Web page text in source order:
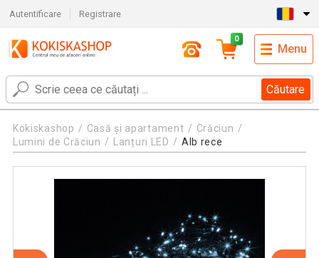
Autentificare Registrare
Căutare
0
Menu
Kokiskashop Casă și apartament
Crăciun
Lumini de Crăciun
Lanțuri LED Alb rece